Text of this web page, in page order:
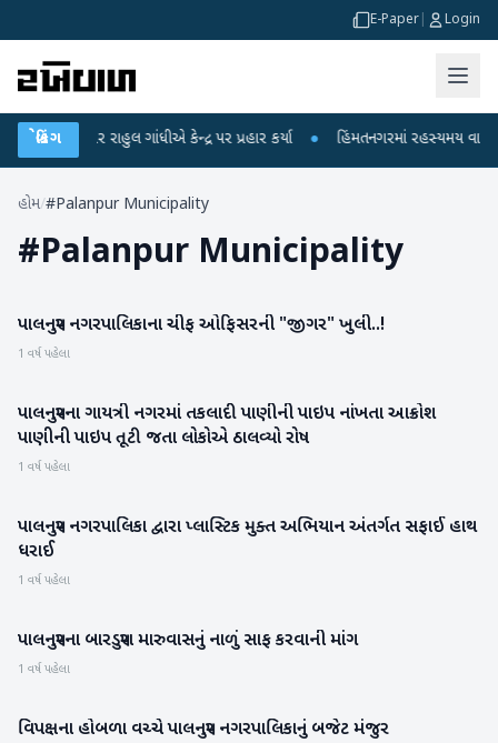
E-Paper Login
બ્રેકિંગ
આરોપો પર રાહુલ ગાંધીએ કેન્દ્ર પર પ્રહાર કર્યા ● હિંમતનગરમાં રહસ્યમય વાયરસ કે
હોમ/#Palanpur Municipality
#Palanpur Municipality
બનાસકાંઠા
પાલનપુર નગરપાલિકાના ચીફ ઓફિસરની "જીગર" ખુલી..!
1 વર્ષ પહેલા
બનાસકાંઠા
પાલનપુરના ગાયત્રી નગરમાં તકલાદી પાણીની પાઇપ નાંખતા આક્રોશ
પાણીની પાઇપ તૂટી જતા લોકોએ ઠાલવ્યો રોષ
1 વર્ષ પહેલા
બનાસકાંઠા
પાલનપુર નગરપાલિકા દ્વારા પ્લાસ્ટિક મુક્ત અભિયાન અંતર્ગત સફાઈ હાથ
ધરાઈ
1 વર્ષ પહેલા
બનાસકાંઠા
પાલનપુરના બારડપુરા મારુવાસનું નાળું સાફ કરવાની માંગ
1 વર્ષ પહેલા
બનાસકાંઠા
વિપક્ષના હોબળા વચ્ચે પાલનપુર નગરપાલિકાનું બજેટ મંજુર